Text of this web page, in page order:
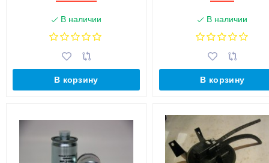
В наличии
В корзину
В наличии
В корзину